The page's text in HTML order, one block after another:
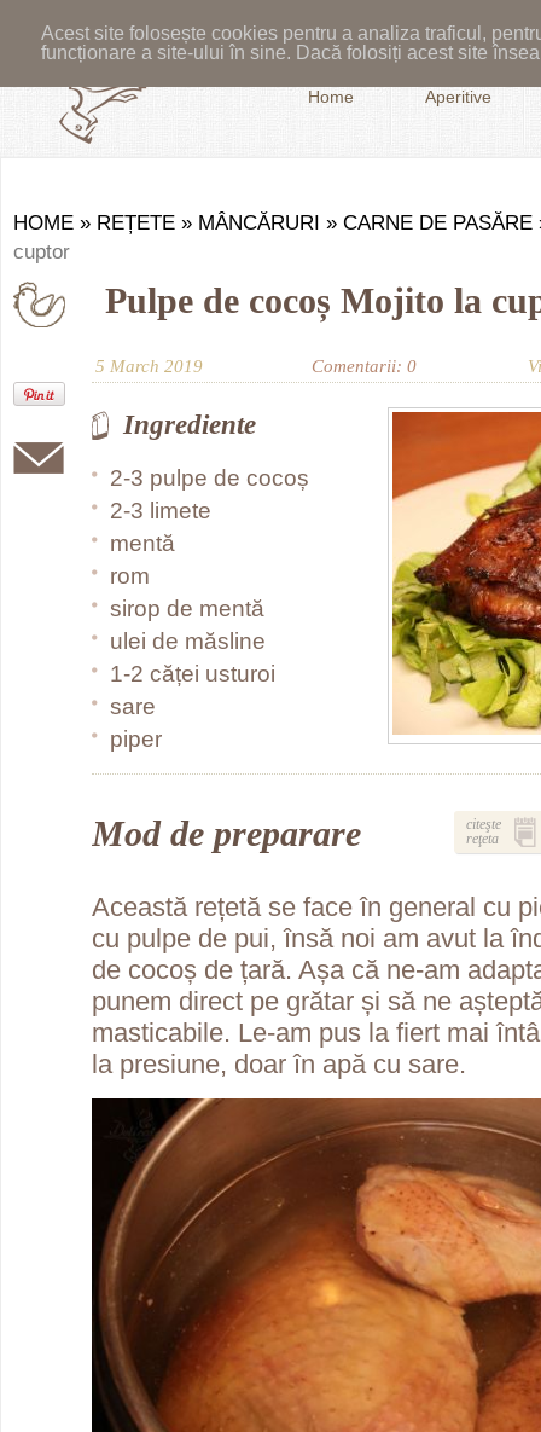
Acest site folosește cookies pentru a analiza traficul,
funcționare a site-ului în sine. Dacă folosiți acest site
Home Aperitive
HOME » REȚETE » MÂNCĂRURI » CARNE DE PASĂRE
cuptor
Pulpe de cocoș Mojito la
5 March 2019 Comentarii: 0
Ingrediente
2-3 pulpe de cocoș
2-3 limete
mentă
rom
sirop de mentă
ulei de măsline
1-2 căței usturoi
sare
piper
Mod de preparare
citeşte
reţeta
Această rețetă se face în general cu
cu pulpe de pui, însă noi am avut la
de cocoș de țară. Așa că ne-am
punem direct pe grătar și să ne
masticabile. Le-am pus la fiert mai
la presiune, doar în apă cu sare.